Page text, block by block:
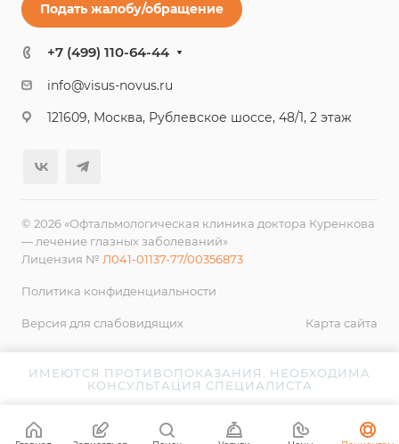
Подать жалобу/обращение
+7 (499) 110-64-44
info@visus-novus.ru
121609, Москва, Рублевское шоссе, 48/1, 2 этаж
© 2026 «Офтальмологическая клиника доктора Куренкова
— лечение глазных заболеваний»
Лицензия № Л041-01137-77/00356873
Политика конфиденциальности
Версия для слабовидящих Карта сайта
ИМЕЮТСЯ ПРОТИВОПОКАЗАНИЯ. НЕОБХОДИМА
КОНСУЛЬТАЦИЯ СПЕЦИАЛИСТА